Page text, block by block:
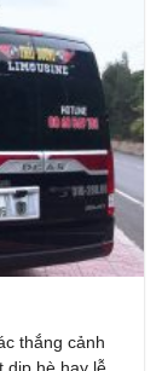
thắng cảnh